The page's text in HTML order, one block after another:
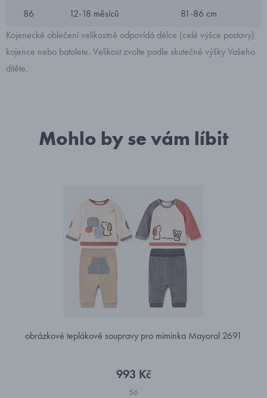
86 12-18 měsíců
81-86 cm
Kojenecké oblečení velikostně odpovídá délce (celé výšce postavy)
kojence nebo batolete. Velikost zvolte podle skutečné výšky Vašeho
dítěte.
Mohlo by se vám líbit
obrázkové teplákové soupravy pro miminka Mayoral 2691
993 Kč
56